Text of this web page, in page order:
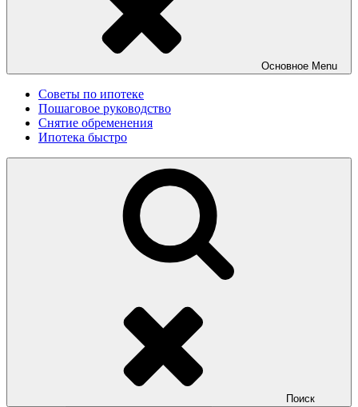
Основное Menu
Советы по ипотеке
Пошаговое руководство
Снятие обременения
Ипотека быстро
Поиск